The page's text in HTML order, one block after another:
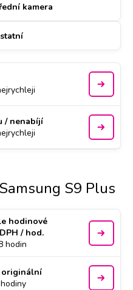
kamera
/ nenabíjí
Samsung S9 Plus
hodinové
/ hod.
hodin
originální